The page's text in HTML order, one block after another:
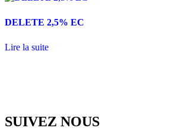
DELETE 2,5% EC
Lire la suite
SUIVEZ NOUS